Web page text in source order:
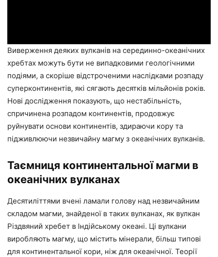
Виверження деяких вулканів на серединно-океанічних
хребтах можуть бути не випадковими геологічними
подіями, а скоріше відстроченими наслідками розпаду
суперконтинентів, які сягають десятків мільйонів років.
Нові дослідження показують, що нестабільність,
спричинена розпадом континентів, продовжує
руйнувати основи континентів, здираючи кору та
підживлюючи незвичайну магму з океанічних вулканів.
Таємниця континентальної магми в
океанічних вулканах
Десятиліттями вчені ламали голову над незвичайним
складом магми, знайденої в таких вулканах, як вулкан
Різдвяний хребет в Індійському океані. Ці вулкани
виробляють магму, що містить мінерали, більш типові
для континентальної кори, ніж для океанічної. Теорії